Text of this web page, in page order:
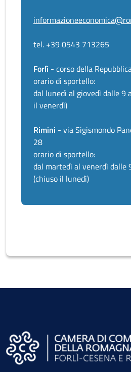
tel. +39 0543 713265
Forlì - corso della
orario di sportello:
dal lunedì al giovedì dalle 9
il venerdì)
Rimini - via Sigismondo
28
orario di sportello:
dal martedì al venerdì dalle
(chiuso il lunedì)